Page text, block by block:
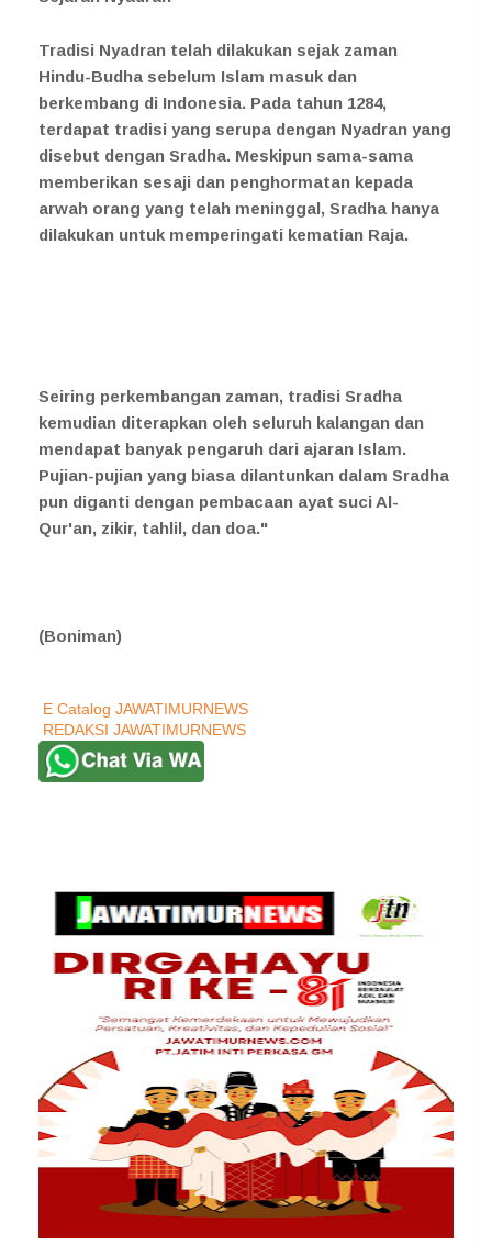
Tradisi Nyadran telah dilakukan sejak zaman
Hindu-Budha sebelum Islam masuk dan
berkembang di Indonesia. Pada tahun 1284,
terdapat tradisi yang serupa dengan Nyadran yang
disebut dengan Sradha. Meskipun sama-sama
memberikan sesaji dan penghormatan kepada
arwah orang yang telah meninggal, Sradha hanya
dilakukan untuk memperingati kematian Raja.
Seiring perkembangan zaman, tradisi Sradha
kemudian diterapkan oleh seluruh kalangan dan
mendapat banyak pengaruh dari ajaran Islam.
Pujian-pujian yang biasa dilantunkan dalam Sradha
pun diganti dengan pembacaan ayat suci Al-
Qur'an, zikir, tahlil, dan doa."
(Boniman)
E Catalog JAWATIMURNEWS
REDAKSI JAWATIMURNEWS